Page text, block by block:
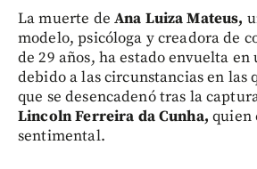
La muerte de Ana Luiza Mateus,
modelo, psicóloga y creadora de
de 29 años, ha estado envuelta
debido a las circunstancias en las
que se desencadenó tras la
Lincoln Ferreira da Cunha, quien
sentimental.